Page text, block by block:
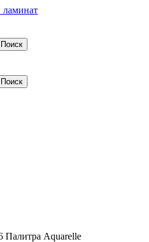
Поиск
Поиск
Палитра Aquarelle